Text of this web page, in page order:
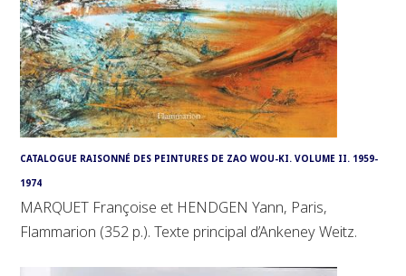
CATALOGUE RAISONNÉ DES PEINTURES DE ZAO WOU-KI. VOLUME II. 1959-
1974
MARQUET Françoise et HENDGEN Yann, Paris,
Flammarion (352 p.). Texte principal d’Ankeney Weitz.